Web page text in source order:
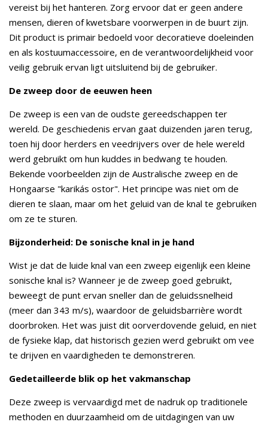
vereist bij het hanteren. Zorg ervoor dat er geen andere
mensen, dieren of kwetsbare voorwerpen in de buurt zijn.
Dit product is primair bedoeld voor decoratieve doeleinden
en als kostuumaccessoire, en de verantwoordelijkheid voor
veilig gebruik ervan ligt uitsluitend bij de gebruiker.
De zweep door de eeuwen heen
De zweep is een van de oudste gereedschappen ter
wereld. De geschiedenis ervan gaat duizenden jaren terug,
toen hij door herders en veedrijvers over de hele wereld
werd gebruikt om hun kuddes in bedwang te houden.
Bekende voorbeelden zijn de Australische zweep en de
Hongaarse "karikás ostor". Het principe was niet om de
dieren te slaan, maar om het geluid van de knal te gebruiken
om ze te sturen.
Bijzonderheid: De sonische knal in je hand
Wist je dat de luide knal van een zweep eigenlijk een kleine
sonische knal is? Wanneer je de zweep goed gebruikt,
beweegt de punt ervan sneller dan de geluidssnelheid
(meer dan 343 m/s), waardoor de geluidsbarrière wordt
doorbroken. Het was juist dit oorverdovende geluid, en niet
de fysieke klap, dat historisch gezien werd gebruikt om vee
te drijven en vaardigheden te demonstreren.
Gedetailleerde blik op het vakmanschap
Deze zweep is vervaardigd met de nadruk op traditionele
methoden en duurzaamheid om de uitdagingen van uw